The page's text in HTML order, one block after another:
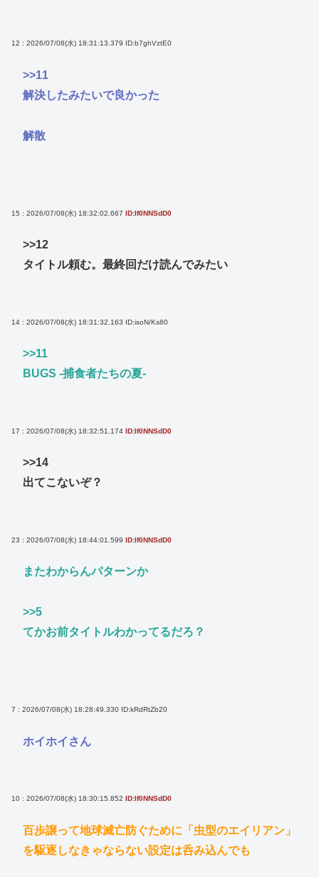
12 : 2026/07/08(水) 18:31:13.379 ID:b7ghVztE0
>>11
解決したみたいで良かった
解散
15 : 2026/07/08(水) 18:32:02.667 ID:If0NNSdD0
>>12
タイトル頼む。最終回だけ読んでみたい
14 : 2026/07/08(水) 18:31:32.163 ID:isoN/Ks80
>>11
BUGS -捕食者たちの夏-
17 : 2026/07/08(水) 18:32:51.174 ID:If0NNSdD0
>>14
出てこないぞ？
23 : 2026/07/08(水) 18:44:01.599 ID:If0NNSdD0
またわからんパターンか
>>5
てかお前タイトルわかってるだろ？
7 : 2026/07/08(水) 18:28:49.330 ID:kRdRtZb20
ホイホイさん
10 : 2026/07/08(水) 18:30:15.852 ID:If0NNSdD0
百歩譲って地球滅亡防ぐために「虫型のエイリアン」
を駆逐しなきゃならない設定は呑み込んでも